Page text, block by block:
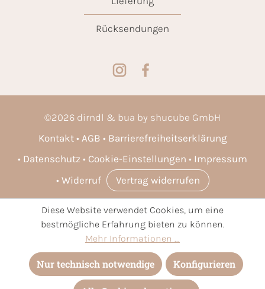
Rücksendungen
©2026 dirndl & bua by shucube GmbH
Kontakt
AGB
Barrierefreiheitserklärung
Datenschutz
Cookie-Einstellungen
Impressum
Widerruf
Vertrag widerrufen
* Alle Preise inkl. gesetzl. Mehrwertsteuer zzgl.Versandkosten
und ggf. Nachnahmegebühren, wenn nicht anders angegeben.
Diese Website verwendet Cookies, um eine
bestmögliche Erfahrung bieten zu können.
Mehr Informationen ...
Nur technisch notwendige Konfigurieren